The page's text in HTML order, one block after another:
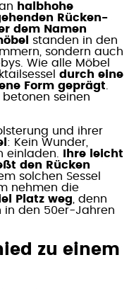
halbhohe
Rücken-
dem Namen
standen in den
sondern auch
Wie alle Möbel
durch eine
Form geprägt.
betonen seinen
und ihrer
: Kein Wunder,
einladen.
Ihre leicht
den Rücken
solchen Sessel
nehmen die
Platz weg, denn
in den 50er-Jahren
zu einem